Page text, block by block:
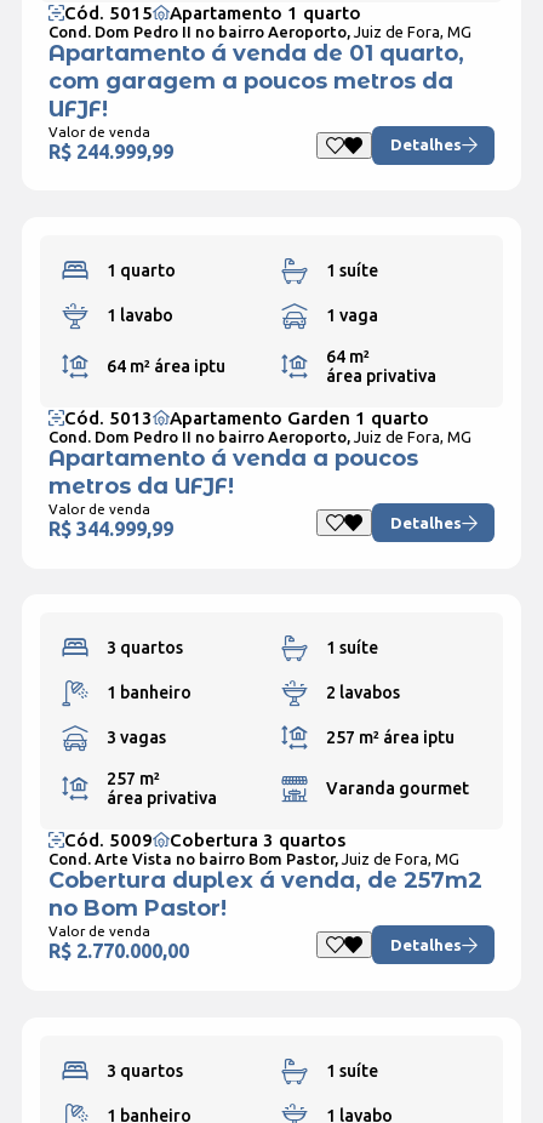
Cód. 5015 Apartamento 1 quarto
Cond. Dom Pedro II no bairro Aeroporto, Juiz de Fora, MG
Apartamento á venda de 01 quarto,
com garagem a poucos metros da
UFJF!
Valor de venda
R$ 244.999,99 Detalhes
1 quarto 1 suíte
1 lavabo 1 vaga
64 m² área iptu
64 m²
área privativa
Cód. 5013 Apartamento Garden 1 quarto
Cond. Dom Pedro II no bairro Aeroporto, Juiz de Fora, MG
Apartamento á venda a poucos
metros da UFJF!
Valor de venda
R$ 344.999,99 Detalhes
3 quartos 1 suíte
1 banheiro 2 lavabos
3 vagas 257 m² área iptu
257 m²
área privativa
Varanda gourmet
Cód. 5009 Cobertura 3 quartos
Cond. Arte Vista no bairro Bom Pastor, Juiz de Fora, MG
Cobertura duplex á venda, de 257m2
no Bom Pastor!
Valor de venda
R$ 2.770.000,00 Detalhes
3 quartos 1 suíte
1 banheiro 1 lavabo